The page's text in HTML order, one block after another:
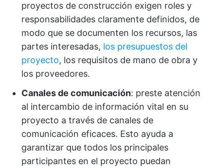
proyectos de construcción exigen roles y
responsabilidades claramente definidos, de
modo que se documenten los recursos, las
partes interesadas, los presupuestos del
proyecto, los requisitos de mano de obra y
los proveedores.
Canales de comunicación: preste atención
al intercambio de información vital en su
proyecto a través de canales de
comunicación eficaces. Esto ayuda a
garantizar que todos los principales
participantes en el proyecto puedan